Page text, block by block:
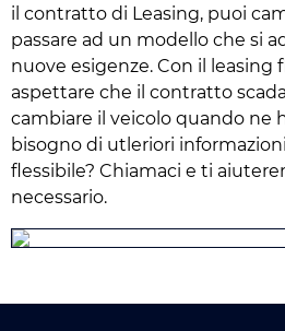
il contratto di Leasing, puoi
passare ad un modello che si
nuove esigenze. Con il leasing
aspettare che il contratto
cambiare il veicolo quando ne
bisogno di utleriori
flessibile? Chiamaci e ti
necessario.